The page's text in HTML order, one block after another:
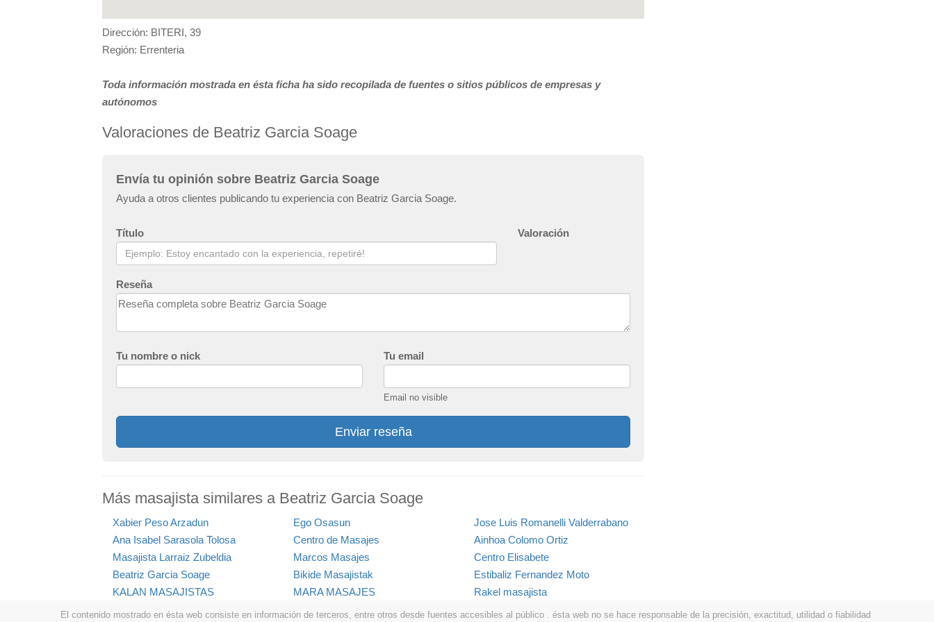
Dirección: BITERI, 39
Región: Errenteria
Toda información mostrada en ésta ficha ha sido recopilada de fuentes o sitios públicos de empresas y
autónomos
Valoraciones de Beatriz Garcia Soage
Envía tu opinión sobre Beatriz Garcia Soage
Ayuda a otros clientes publicando tu experiencia con Beatriz Garcia Soage.
Título Valoración
Reseña
Tu nombre o nick Tu email
Email no visible
Enviar reseña
Más masajista similares a Beatriz Garcia Soage
Xabier Peso Arzadun Ego Osasun
Jose Luis Romanelli Valderrabano
Ana Isabel Sarasola Tolosa
Centro de Masajes
Ainhoa Colomo Ortiz
Masajista Larraiz Zubeldia
Marcos Masajes
Centro Elisabete
Beatriz Garcia Soage
Bikide Masajistak
Estibaliz Fernandez Moto
KALAN MASAJISTAS
MARA MASAJES Rakel masajista
El contenido mostrado en ésta web consiste en información de terceros, entre otros desde fuentes accesibles al público . ésta web no se hace responsable de la precisión, exactitud, utilidad o fiabilidad